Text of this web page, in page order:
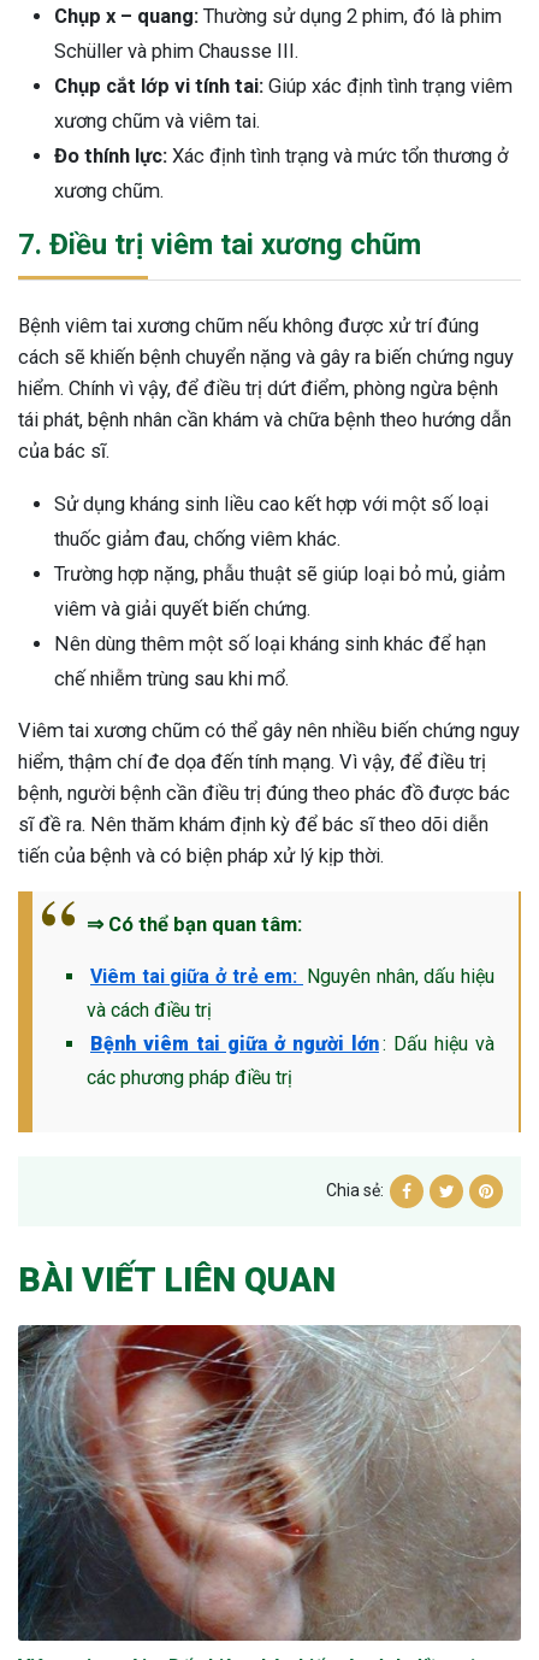
Chụp x – quang: Thường sử dụng 2 phim, đó là phim
Schüller và phim Chausse III.
Chụp cắt lớp vi tính tai: Giúp xác định tình trạng viêm
xương chũm và viêm tai.
Đo thính lực: Xác định tình trạng và mức tổn thương ở
xương chũm.
7. Điều trị viêm tai xương chũm
Bệnh viêm tai xương chũm nếu không được xử trí đúng
cách sẽ khiến bệnh chuyển nặng và gây ra biến chứng nguy
hiểm. Chính vì vậy, để điều trị dứt điểm, phòng ngừa bệnh
tái phát, bệnh nhân cần khám và chữa bệnh theo hướng dẫn
của bác sĩ.
Sử dụng kháng sinh liều cao kết hợp với một số loại
thuốc giảm đau, chống viêm khác.
Trường hợp nặng, phẫu thuật sẽ giúp loại bỏ mủ, giảm
viêm và giải quyết biến chứng.
Nên dùng thêm một số loại kháng sinh khác để hạn
chế nhiễm trùng sau khi mổ.
Viêm tai xương chũm có thể gây nên nhiều biến chứng nguy
hiểm, thậm chí đe dọa đến tính mạng. Vì vậy, để điều trị
bệnh, người bệnh cần điều trị đúng theo phác đồ được bác
sĩ đề ra. Nên thăm khám định kỳ để bác sĩ theo dõi diễn
tiến của bệnh và có biện pháp xử lý kịp thời.
⇒ Có thể bạn quan tâm:
Viêm tai giữa ở trẻ em: Nguyên nhân, dấu hiệu
và cách điều trị
Bệnh viêm tai giữa ở người lớn: Dấu hiệu và
các phương pháp điều trị
Chia sẻ:
BÀI VIẾT LIÊN QUAN